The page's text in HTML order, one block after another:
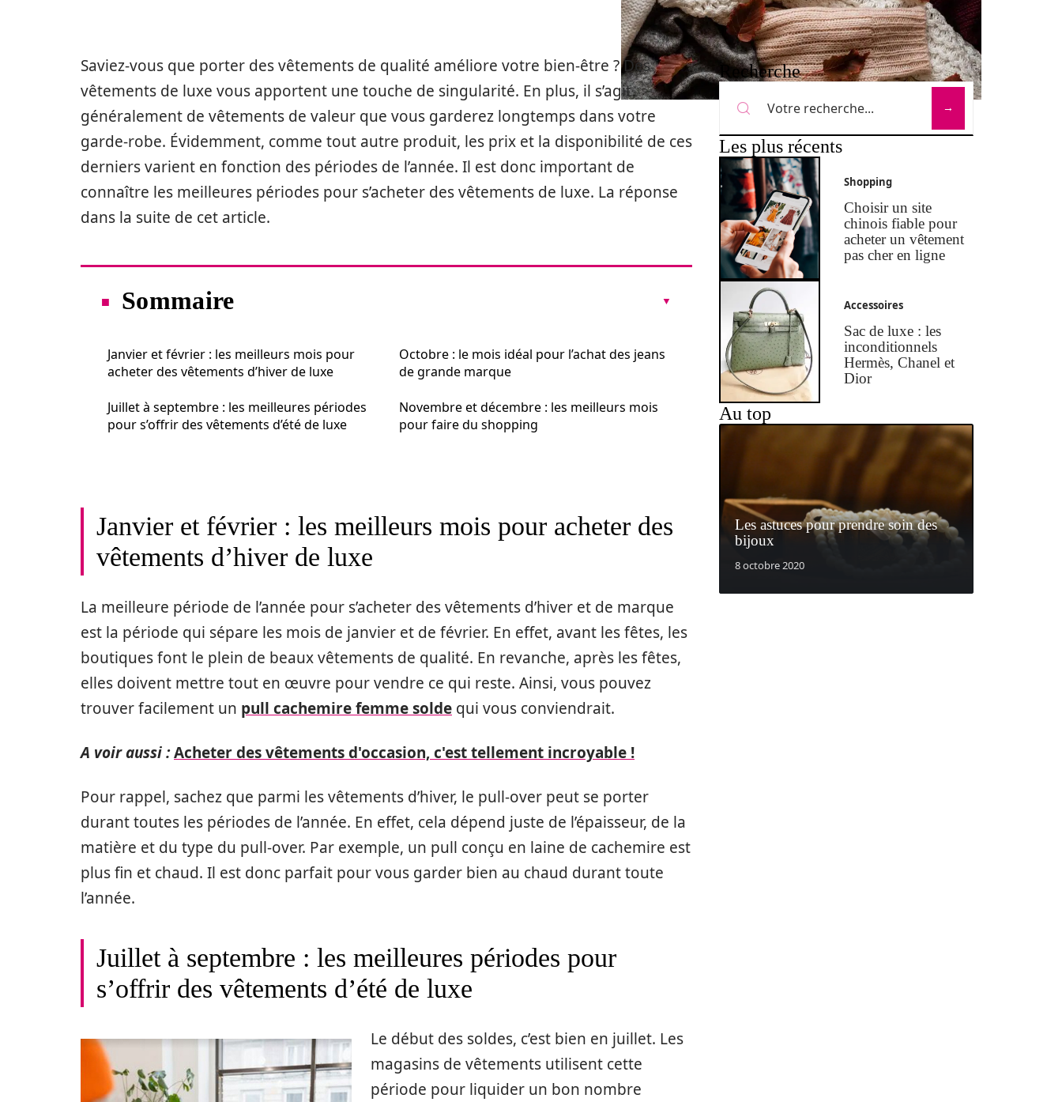
Saviez-vous que porter des vêtements de qualité améliore votre bien-être ? Des
vêtements de luxe vous apportent une touche de singularité. En plus, il s’agit
généralement de vêtements de valeur que vous garderez longtemps dans votre
garde-robe. Évidemment, comme tout autre produit, les prix et la disponibilité de ces
derniers varient en fonction des périodes de l’année. Il est donc important de
connaître les meilleures périodes pour s’acheter des vêtements de luxe. La réponse
dans la suite de cet article.
Sommaire
Janvier et février : les meilleurs mois pour
acheter des vêtements d’hiver de luxe
Juillet à septembre : les meilleures périodes
pour s’offrir des vêtements d’été de luxe
Octobre : le mois idéal pour l’achat des jeans
de grande marque
Novembre et décembre : les meilleurs mois
pour faire du shopping
Janvier et février : les meilleurs mois pour acheter des
vêtements d’hiver de luxe
La meilleure période de l’année pour s’acheter des vêtements d’hiver et de marque
est la période qui sépare les mois de janvier et de février. En effet, avant les fêtes, les
boutiques font le plein de beaux vêtements de qualité. En revanche, après les fêtes,
elles doivent mettre tout en œuvre pour vendre ce qui reste. Ainsi, vous pouvez
trouver facilement un pull cachemire femme solde qui vous conviendrait.
A voir aussi :Acheter des vêtements d'occasion, c'est tellement incroyable !
Pour rappel, sachez que parmi les vêtements d’hiver, le pull-over peut se porter
durant toutes les périodes de l’année. En effet, cela dépend juste de l’épaisseur, de la
matière et du type du pull-over. Par exemple, un pull conçu en laine de cachemire est
plus fin et chaud. Il est donc parfait pour vous garder bien au chaud durant toute
l’année.
Juillet à septembre : les meilleures périodes pour
s’offrir des vêtements d’été de luxe
Le début des soldes, c’est bien en juillet. Les
magasins de vêtements utilisent cette
période pour liquider un bon nombre
Recherche
Les plus récents
Shopping
Choisir un site
chinois fiable pour
acheter un vêtement
pas cher en ligne
Accessoires
Sac de luxe : les
inconditionnels
Hermès, Chanel et
Dior
Au top
Les astuces pour prendre soin des
bijoux
8 octobre 2020